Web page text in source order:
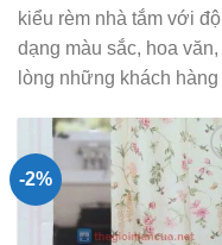
kiểu rèm nhà tắm với
dạng màu sắc, hoa
lòng những khách
-2%
Add